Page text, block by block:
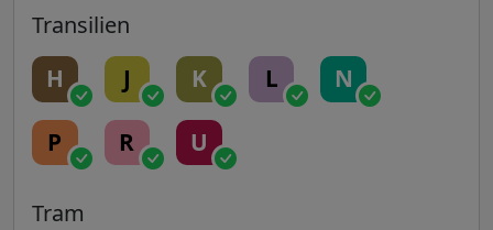
Transilien
H J K L N
P R U
Tram